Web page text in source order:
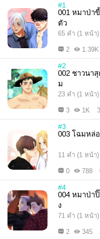
#1
001 หมาป่าขี้เล่นกับลูกหมูสุดหล่อ 3
ตัว
65 คำ (1 หน้า)
2 1.39K
#2
002 ชาวนาสุดหล่อแอบแซ่บและงูหนุ่
ม
23 คำ (1 หน้า)
3 1K
#3
003 โฉม
11 คำ (1 หน้า)
0 788
#4
004 หมาป่าปิ๊งรักคุณตาของหมวกแด
ง
71 คำ (1 หน้า)
2 345